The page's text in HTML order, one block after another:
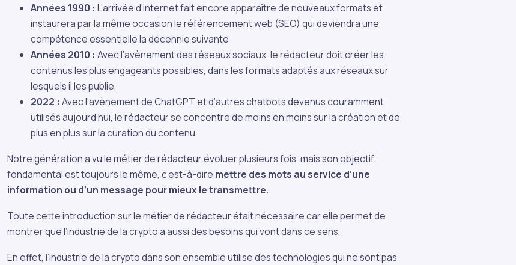
Années 1990 : L’arrivée d’internet fait encore apparaître de nouveaux formats et
instaurera par la même occasion le référencement web (SEO) qui deviendra une
compétence essentielle la décennie suivante
Années 2010 : Avec l’avènement des réseaux sociaux, le rédacteur doit créer les
contenus les plus engageants possibles, dans les formats adaptés aux réseaux sur
lesquels il les publie.
2022 : Avec l’avènement de ChatGPT et d’autres chatbots devenus couramment
utilisés aujourd’hui, le rédacteur se concentre de moins en moins sur la création et de
plus en plus sur la curation du contenu.
Notre génération a vu le métier de rédacteur évoluer plusieurs fois, mais son objectif
fondamental est toujours le même, c’est-à-dire mettre des mots au service d’une
information ou d’un message pour mieux le transmettre.
Toute cette introduction sur le métier de rédacteur était nécessaire car elle permet de
montrer que l’industrie de la crypto a aussi des besoins qui vont dans ce sens.
En effet, l’industrie de la crypto dans son ensemble utilise des technologies qui ne sont pas